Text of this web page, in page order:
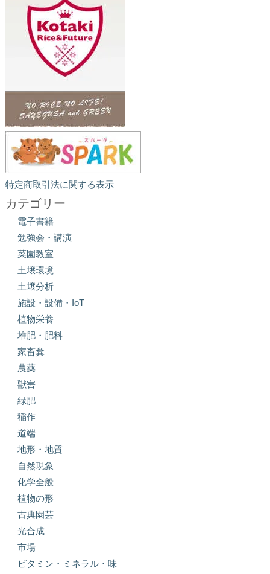
特定商取引法に関する表示
カテゴリー
電子書籍
勉強会・講演
菜園教室
土壌環境
土壌分析
施設・設備・IoT
植物栄養
堆肥・肥料
家畜糞
農薬
獣害
緑肥
稲作
道端
地形・地質
自然現象
化学全般
植物の形
古典園芸
光合成
市場
ビタミン・ミネラル・味